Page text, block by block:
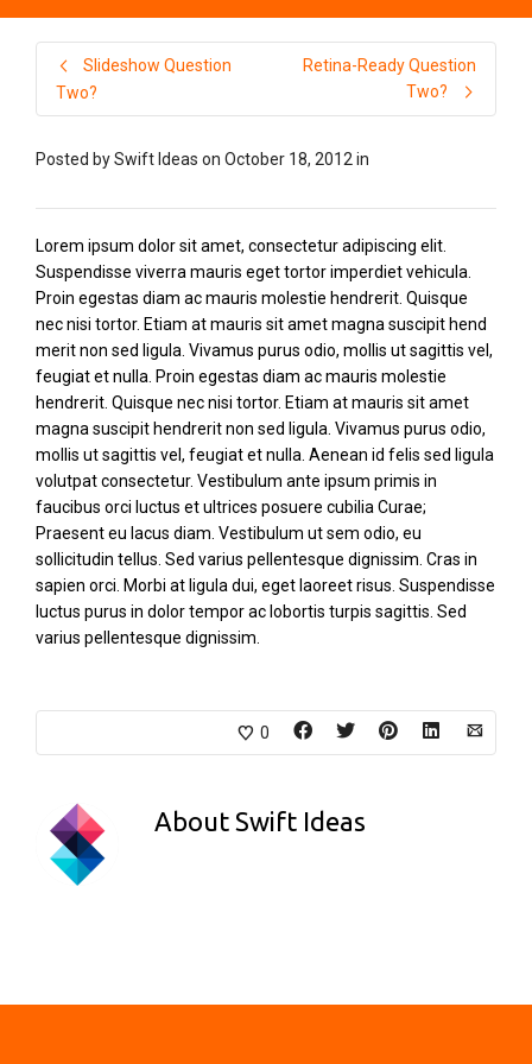
Slideshow Question
Two?
Retina-Ready Question
Two?
Posted bySwift Ideas on October 18, 2012 in
Lorem ipsum dolor sit amet, consectetur adipiscing elit.
Suspendisse viverra mauris eget tortor imperdiet vehicula.
Proin egestas diam ac mauris molestie hendrerit. Quisque
nec nisi tortor. Etiam at mauris sit amet magna suscipit hend
merit non sed ligula. Vivamus purus odio, mollis ut sagittis vel,
feugiat et nulla. Proin egestas diam ac mauris molestie
hendrerit. Quisque nec nisi tortor. Etiam at mauris sit amet
magna suscipit hendrerit non sed ligula. Vivamus purus odio,
mollis ut sagittis vel, feugiat et nulla. Aenean id felis sed ligula
volutpat consectetur. Vestibulum ante ipsum primis in
faucibus orci luctus et ultrices posuere cubilia Curae;
Praesent eu lacus diam. Vestibulum ut sem odio, eu
sollicitudin tellus. Sed varius pellentesque dignissim. Cras in
sapien orci. Morbi at ligula dui, eget laoreet risus. Suspendisse
luctus purus in dolor tempor ac lobortis turpis sagittis. Sed
varius pellentesque dignissim.
0
About Swift Ideas